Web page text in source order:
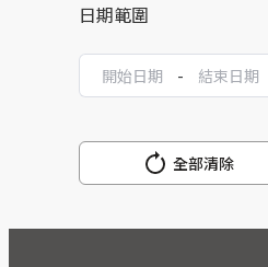
日期範圍
-
全部清除